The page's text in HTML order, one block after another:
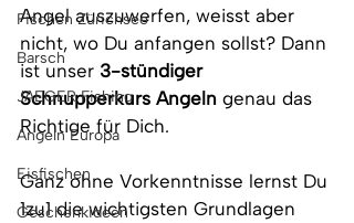
Fischen Zürichsee
Barsch
JAEGER Fishing
Angeln Europa
Eisfischen
Geschenkideen
Angel auszuwerfen, weisst aber
nicht, wo Du anfangen sollst? Dann
ist unser 3-stündiger
Schnupperkurs Angeln genau das
Richtige für Dich.
Ganz ohne Vorkenntnisse lernst Du
1zu1 die wichtigsten Grundlagen